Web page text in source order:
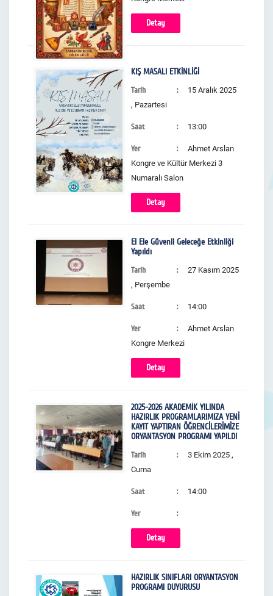
Detay
KIŞ MASALI ETKİNLİĞİ
Tarih
15 Aralık 2025
, Pazartesi
Saat 13:00
Yer
Ahmet Arslan
Kongre ve Kültür Merkezi 3
Numaralı Salon
Detay
El Ele Güvenli Geleceğe Etkinliği
Yapıldı
Tarih
27 Kasım 2025
, Perşembe
Saat 14:00
Yer
Ahmet Arslan
Kongre Merkezi
Detay
2025-2026 AKADEMİK YILINDA
HAZIRLIK PROGRAMLARIMIZA YENİ
KAYIT YAPTIRAN ÖĞRENCİLERİMİZE
ORYANTASYON PROGRAMI YAPILDI
Tarih
3 Ekim 2025 ,
Cuma
Saat 14:00
Yer
Detay
HAZIRLIK SINIFLARI ORYANTASYON
PROGRAMI DUYURUSU